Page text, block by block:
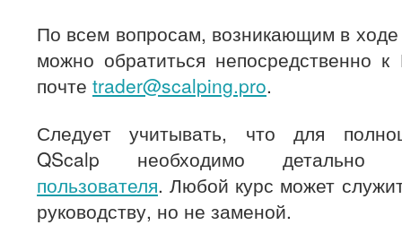
По всем вопросам, возникающим в ходе
можно обратиться непосредственно
почте trader@scalping.pro.
Следует учитывать, что для
QScalp необходимо
пользователя. Любой курс может
руководству, но не заменой.